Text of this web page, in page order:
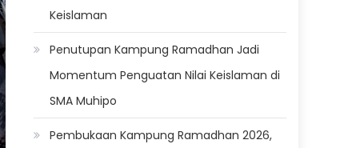
Keislaman
Penutupan Kampung Ramadhan Jadi
Momentum Penguatan Nilai Keislaman di
SMA Muhipo
Pembukaan Kampung Ramadhan 2026,